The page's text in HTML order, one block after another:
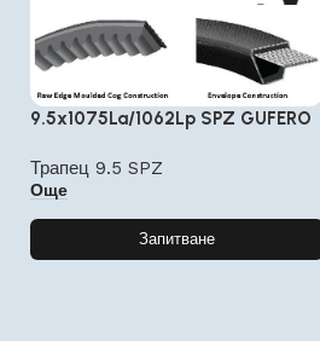
9.5x1075La/1062Lp SPZ GUFERO
Трапец 9.5 SPZ
Още
Запитване